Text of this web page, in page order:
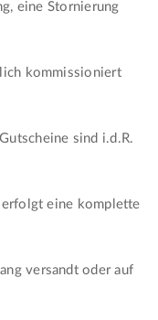
eine Stornierung
kommissioniert
sind i.d.R.
erfolgt eine komplette
versandt oder auf